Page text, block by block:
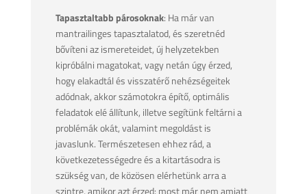
Tapasztaltabb párosoknak: Ha már van
mantrailinges tapasztalatod, és szeretnéd
bővíteni az ismereteidet, új helyzetekben
kipróbálni magatokat, vagy netán úgy érzed,
hogy elakadtál és visszatérő nehézségeitek
adódnak, akkor számotokra építő, optimális
feladatok elé állítunk, illetve segítünk feltárni a
problémák okát, valamint megoldást is
javaslunk. Természetesen ehhez rád, a
következetességedre és a kitartásodra is
szükség van, de közösen elérhetünk arra a
szintre, amikor azt érzed: most már nem amiatt